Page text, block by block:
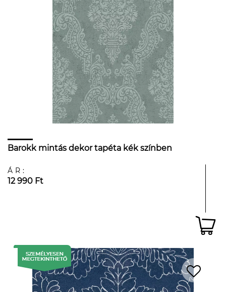
Barokk mintás dekor tapéta kék színben
ÁR:
12 990 Ft